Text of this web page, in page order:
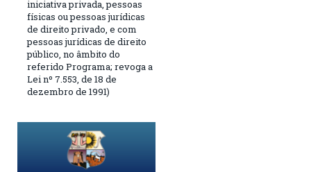
iniciativa privada, pessoas
físicas ou pessoas jurídicas
de direito privado, e com
pessoas jurídicas de direito
público, no âmbito do
referido Programa; revoga a
Lei nº 7.553, de 18 de
dezembro de 1991)